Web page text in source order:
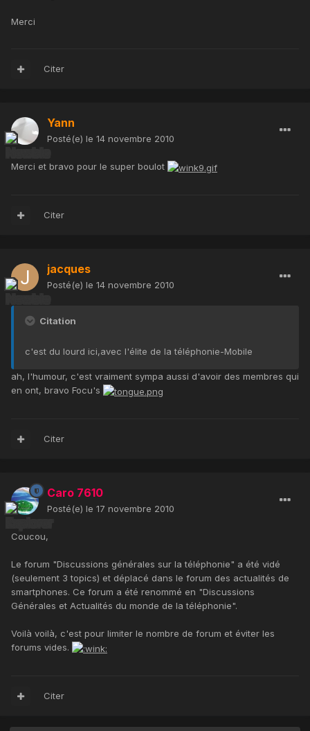
Merci
Citer
Yann
Posté(e) le 14 novembre 2010
Merci et bravo pour le super boulot
Citer
jacques
Posté(e) le 14 novembre 2010
Citation
c'est du lourd ici,avec l'élite de la téléphonie-Mobile
ah, l'humour, c'est vraiment sympa aussi d'avoir des membres qui
en ont, bravo Focu's
Citer
Caro 7610
Posté(e) le 17 novembre 2010
Coucou,
Le forum "Discussions générales sur la téléphonie" a été vidé
(seulement 3 topics) et déplacé dans le forum des actualités de
smartphones. Ce forum a été renommé en "Discussions
Générales et Actualités du monde de la téléphonie".
Voilà voilà, c'est pour limiter le nombre de forum et éviter les
forums vides.
Citer